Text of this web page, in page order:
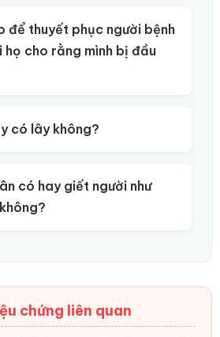
để thuyết phục người bệnh
họ cho rằng mình bị đầu
có lây không?
có hay giết người như
chứng liên quan